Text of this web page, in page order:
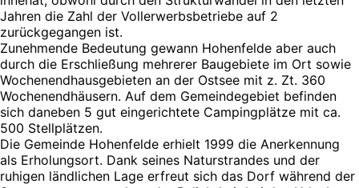
Jahren die Zahl der Vollerwerbsbetriebe auf 2
zurückgegangen ist.
Zunehmende Bedeutung gewann Hohenfelde aber auch
durch die Erschließung mehrerer Baugebiete im Ort sowie
Wochenendhausgebieten an der Ostsee mit z. Zt. 360
Wochenendhäusern. Auf dem Gemeindegebiet befinden
sich daneben 5 gut eingerichtete Campingplätze mit ca.
500 Stellplätzen.
Die Gemeinde Hohenfelde erhielt 1999 die Anerkennung
als Erholungsort. Dank seines Naturstrandes und der
ruhigen ländlichen Lage erfreut sich das Dorf während der